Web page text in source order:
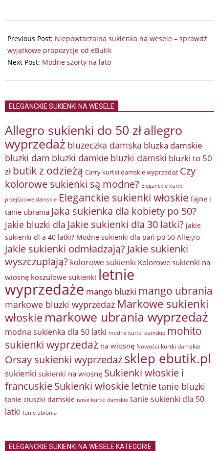
02-
12
Previous Post: Niepowtarzalna sukienka na wesele – sprawdź
wyjątkowe propozycje od eButik
Next Post: Modne szorty na lato
ELEGANCKIE SUKIENKI NA WESELE
Allegro sukienki do 50 złallegro
wyprzedaż bluzeczka damska bluzka damskie
bluzki dam bluzki damkie bluzki damski bluzki to 50
zł butik z odzieżą Carry kurtki damskie wyprzedaż Czy
kolorowe sukienki są modne? Eleganckie kurtki
przejściowe damskie Eleganckie sukienki włoskie fajne i
tanie ubrania Jaka sukienka dla kobiety po 50?
jakie bluzki dla Jakie sukienki dla 30 latki? jakie
sukienki dl a 40 latki? Modne sukienki dla pań po 50 Allegro
Jakie sukienki odmładzają? Jakie sukienki
wyszczuplają? kolorowe sukienki Kolorowe sukienki na
wiosnę koszulowe sukienki letnie
wyprzedaże mango bluzki mango ubrania
markowe bluzki wyprzedaż Markowe sukienki
włoskie markowe ubrania wyprzedaż
modna sukienka dla 50 latki modne kurtki damskie mohito
sukienki wyprzedaż na wiosnę Nowości kurtki damskie
Orsay sukienki wyprzedażsklep ebutik.pl
sukienki sukienki na wiosnę Sukienki włoskie i
francuskieSukienki włoskie letnietanie bluzki
tanie ciuszki damskie tanie kurtki damskie tanie sukienki dla 50
latki Tanie ubrania
ELEGANCKIE SUKIENKI NA WESELE KATEGORIE